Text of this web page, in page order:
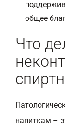
общее
Что
напиткам –